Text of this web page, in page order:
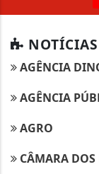
NOTÍCIAS
AGÊNCIA
AGÊNCIA
AGRO
CÂMARA DOS